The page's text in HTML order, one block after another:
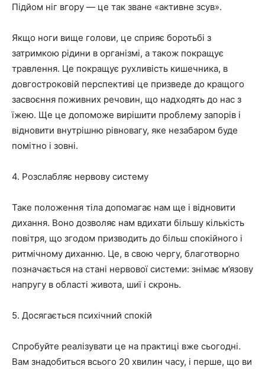
Підйом ніг вгору — це так зване «активне зсув».
Якщо ноги вище голови, це сприяє боротьбі з
затримкою рідини в організмі, а також покращує
травлення. Це покращує рухливість кишечника, в
довгостроковій перспективі це призведе до кращого
засвоєння поживних речовин, що надходять до нас з
їжею. Ще це допоможе вирішити проблему запорів і
відновити внутрішню рівновагу, яке незабаром буде
помітно і зовні.
4. Розслабляє нервову систему
Таке положення тіла допомагає нам ще і відновити
дихання. Воно дозволяє нам вдихати більшу кількість
повітря, що згодом призводить до більш спокійного і
ритмічному диханню. Це, в свою чергу, благотворно
позначається на стані нервової системи: знімає м’язову
напругу в області живота, шиї і скронь.
5. Досягається психічний спокій
Спробуйте реалізувати це на практиці вже сьогодні.
Вам знадобиться всього 20 хвилин часу, і перше, що ви